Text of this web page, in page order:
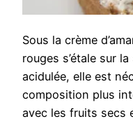
Sous la crème
rouges s’étale sur
acidulée, elle est
composition plus
avec les fruits secs